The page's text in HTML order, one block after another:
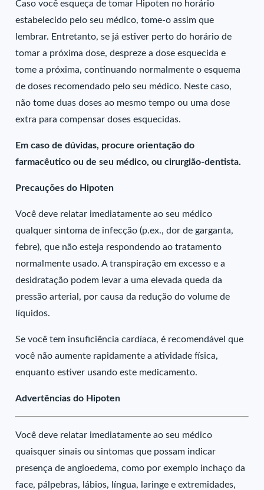
Caso você esqueça de tomar Hipoten no horário
estabelecido pelo seu médico, tome-o assim que
lembrar. Entretanto, se já estiver perto do horário de
tomar a próxima dose, despreze a dose esquecida e
tome a próxima, continuando normalmente o esquema
de doses recomendado pelo seu médico. Neste caso,
não tome duas doses ao mesmo tempo ou uma dose
extra para compensar doses esquecidas.
Em caso de dúvidas, procure orientação do
farmacêutico ou de seu médico, ou cirurgião-dentista.
Precauções do Hipoten
Você deve relatar imediatamente ao seu médico
qualquer sintoma de infecção (p.ex., dor de garganta,
febre), que não esteja respondendo ao tratamento
normalmente usado. A transpiração em excesso e a
desidratação podem levar a uma elevada queda da
pressão arterial, por causa da redução do volume de
líquidos.
Se você tem insuficiência cardíaca, é recomendável que
você não aumente rapidamente a atividade física,
enquanto estiver usando este medicamento.
Advertências do Hipoten
Você deve relatar imediatamente ao seu médico
quaisquer sinais ou sintomas que possam indicar
presença de angioedema, como por exemplo inchaço da
face, pálpebras, lábios, língua, laringe e extremidades,